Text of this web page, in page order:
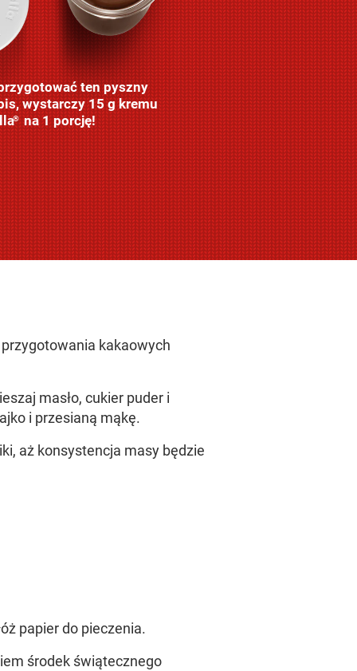
ten pyszny
wystarczy 15 g kremu
®na 1 porcję!
kakaowych
masło, cukier puder i
i przesianą mąkę.
aż konsystencja masy będzie
papier do pieczenia.
środek świątecznego